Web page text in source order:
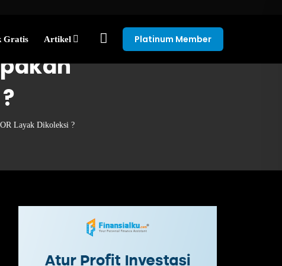
Gratis Artikel Platinum Member
Layak Dikoleksi ?